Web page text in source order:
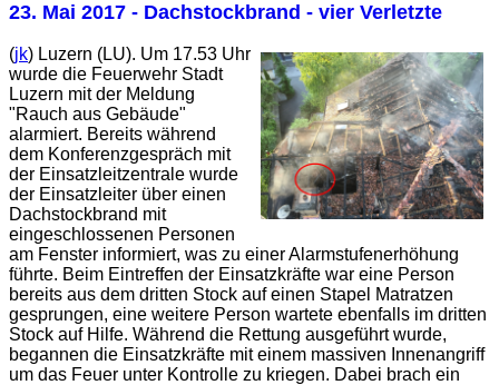
23. Mai 2017 - Dachstockbrand - vier Verletzte
(jk) Luzern (LU). Um 17.53 Uhr
wurde die Feuerwehr Stadt
Luzern mit der Meldung
"Rauch aus Gebäude"
alarmiert. Bereits während
dem Konferenzgespräch mit
der Einsatzleitzentrale wurde
der Einsatzleiter über einen
Dachstockbrand mit
eingeschlossenen Personen
am Fenster informiert, was zu einer Alarmstufenerhöhung
führte. Beim Eintreffen der Einsatzkräfte war eine Person
bereits aus dem dritten Stock auf einen Stapel Matratzen
gesprungen, eine weitere Person wartete ebenfalls im dritten
Stock auf Hilfe. Während die Rettung ausgeführt wurde,
begannen die Einsatzkräfte mit einem massiven Innenangriff
um das Feuer unter Kontrolle zu kriegen. Dabei brach ein